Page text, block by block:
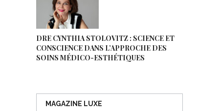
DRE CYNTHIA STOLOVITZ : SCIENCE ET
CONSCIENCE DANS L’APPROCHE DES
SOINS MÉDICO-ESTHÉTIQUES
MAGAZINE LUXE